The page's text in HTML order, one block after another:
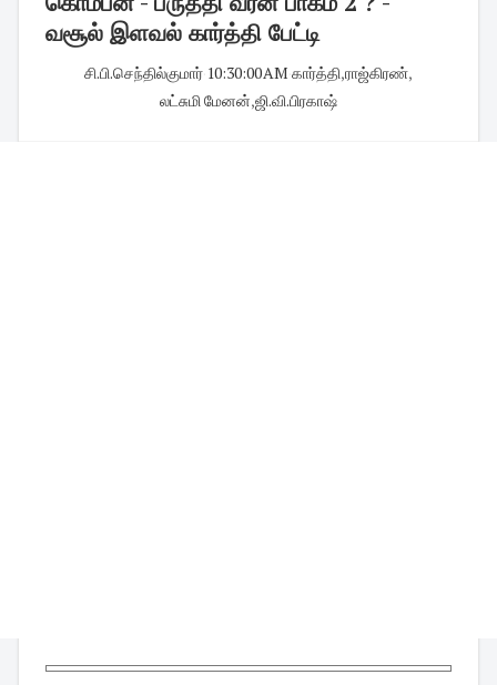
வசூல் இளவல் கார்த்தி பேட்டி
சி.பி.செந்தில்குமார் 10:30:00 AM கார்த்தி,ராஜ்கிரண்,
லட்சுமி மேனன்,ஜி.வி.பிரகாஷ்